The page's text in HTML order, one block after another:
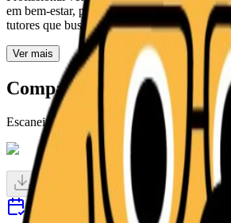
em bem-estar, prevenção e saúde. Perfil
tutores que buscam atendimento confiável...
Ver mais
Compartilhar este perfil
Escaneie para abrir o cartao digital
Preparando QR... Copiar link
Agendar atendimento WhatsApp